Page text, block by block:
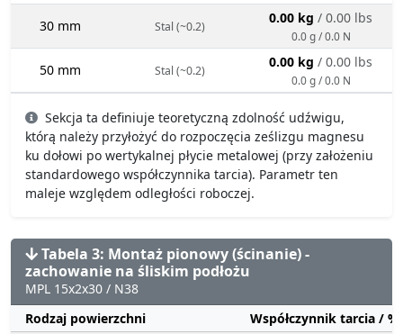
30 mm Stal (~0.2)
0.00 kg / 0.00 lbs
0.0 g / 0.0 N
50 mm Stal (~0.2)
0.00 kg / 0.00 lbs
0.0 g / 0.0 N
Sekcja ta definiuje teoretyczną zdolność udźwigu,
którą należy przyłożyć do rozpoczęcia ześlizgu magnesu
ku dołowi po wertykalnej płycie metalowej (przy założeniu
standardowego współczynnika tarcia). Parametr ten
maleje względem odległości roboczej.
Tabela 3: Montaż pionowy (ścinanie) -
zachowanie na śliskim podłożu
MPL 15x2x30 / N38
Rodzaj powierzchni
Współczynnik tarcia /